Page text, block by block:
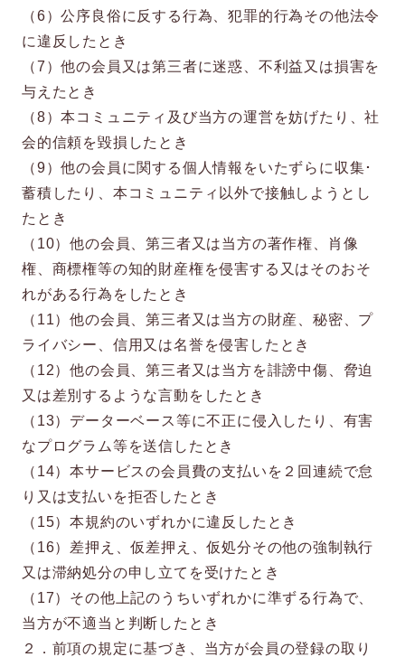
（6）公序良俗に反する行為、犯罪的行為その他法令
に違反したとき
（7）他の会員又は第三者に迷惑、不利益又は損害を
与えたとき
（8）本コミュニティ及び当方の運営を妨げたり、社
会的信頼を毀損したとき
（9）他の会員に関する個人情報をいたずらに収集･
蓄積したり、本コミュニティ以外で接触しようとし
たとき
（10）他の会員、第三者又は当方の著作権、肖像
権、商標権等の知的財産権を侵害する又はそのおそ
れがある行為をしたとき
（11）他の会員、第三者又は当方の財産、秘密、プ
ライバシー、信用又は名誉を侵害したとき
（12）他の会員、第三者又は当方を誹謗中傷、脅迫
又は差別するような言動をしたとき
（13）データーベース等に不正に侵入したり、有害
なプログラム等を送信したとき
（14）本サービスの会員費の支払いを２回連続で怠
り又は支払いを拒否したとき
（15）本規約のいずれかに違反したとき
（16）差押え、仮差押え、仮処分その他の強制執行
又は滞納処分の申し立てを受けたとき
（17）その他上記のうちいずれかに準ずる行為で、
当方が不適当と判断したとき
２．前項の規定に基づき、当方が会員の登録の取り